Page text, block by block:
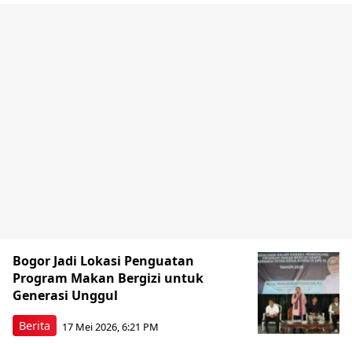
Berita
Bogor Jadi Lokasi Penguatan
Program Makan Bergizi untuk
Generasi Unggul
17 Mei 2026, 6:21 PM